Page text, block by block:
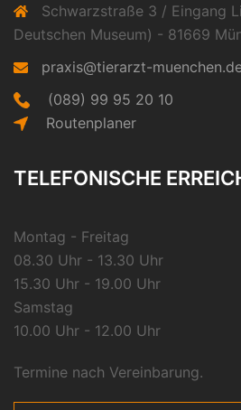
Schwarzstraße 3 / Eingang
Deutschen Museum) - 81669
praxis@tierarzt-
(089) 99 95 20 10
Routenplaner
TELEFONISCHE
Montag - Freitag
08.30 Uhr - 13.30 Uhr
15.30 Uhr - 19.00 Uhr
Samstag
10.00 Uhr - 12.00 Uhr
Termine nach Vereinbarung.